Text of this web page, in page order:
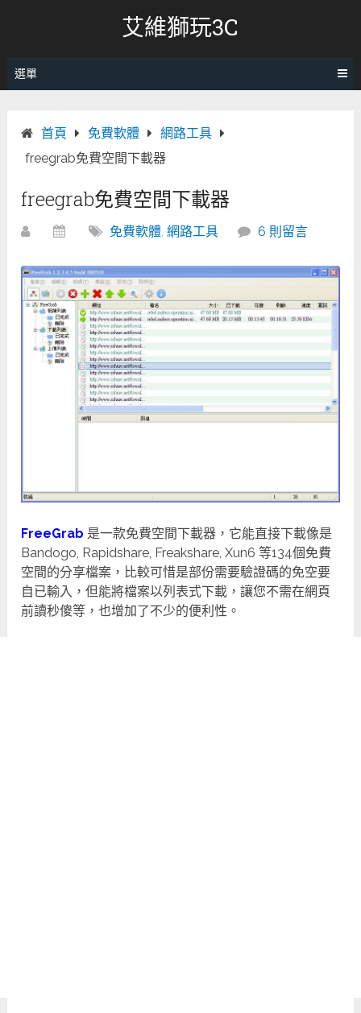
艾維獅玩3C
選單
首頁 免費軟體
網路工具
freegrab免費空間下載器
freegrab免費空間下載器
免費軟體,網路工具 6 則留言
FreeGrab 是一款免費空間下載器，它能直接下載像是
Bandogo, Rapidshare, Freakshare, Xun6 等134個免費
空間的分享檔案，比較可惜是部份需要驗證碼的免空要
自已輸入，但能將檔案以列表式下載，讓您不需在網頁
前讀秒傻等，也增加了不少的便利性。